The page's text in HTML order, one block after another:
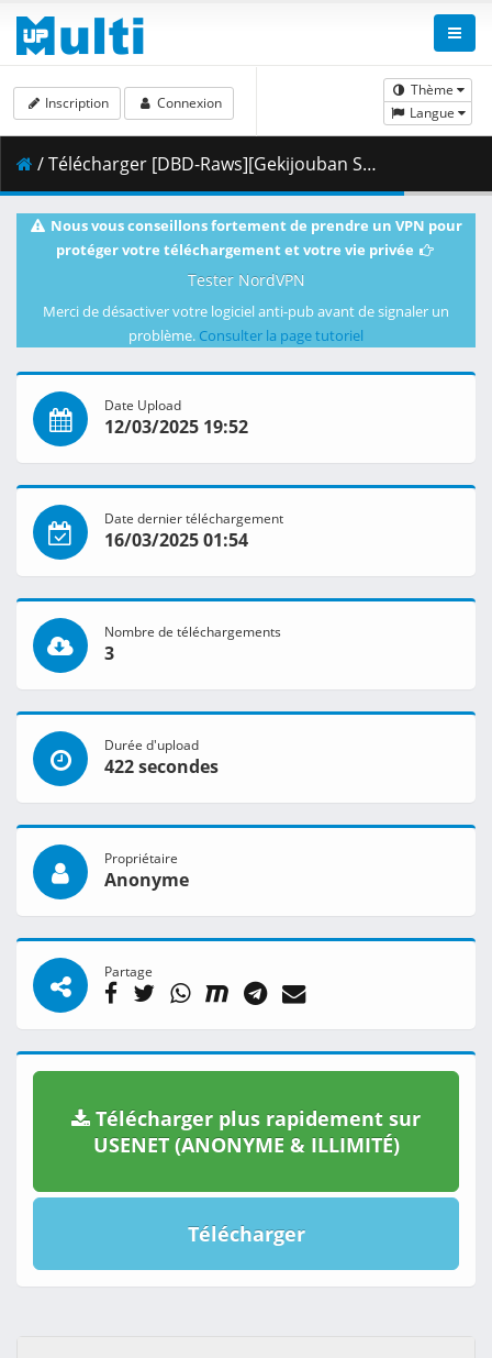
Thème
Langue
Inscription Connexion
/ Télécharger [DBD-Raws][Gekijouban Sword Art Online Ordinal Scale][PV][1080P][BDRip][HEVC-10bit][FLAC].mkv.002 ( 309.89 MB )
Nous vous conseillons fortement de prendre un VPN pour
protéger votre téléchargement et votre vie privée
Tester NordVPN
Merci de désactiver votre logiciel anti-pub avant de signaler un
problème. Consulter la page tutoriel
Date Upload
12/03/2025 19:52
Date dernier téléchargement
16/03/2025 01:54
Nombre de téléchargements
3
Durée d'upload
422 secondes
Propriétaire
Anonyme
Partage
Télécharger plus rapidement sur
USENET (ANONYME & ILLIMITÉ)
Télécharger